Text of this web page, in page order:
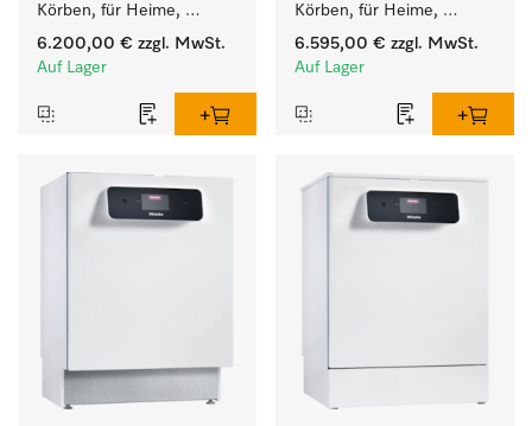
Körben, für Heime,
Kindergärten und alle, mit
hohen
6.200,00 € zzgl. MwSt.
Auf Lager
Körben, für Heime,
Kindergärten und alle, mit
hohen
6.595,00 € zzgl. MwSt.
Auf Lager